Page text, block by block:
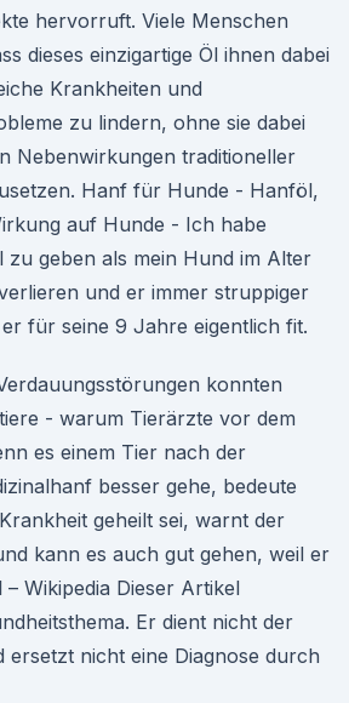
hervorruft. Viele Menschen
dieses einzigartige Öl ihnen dabei
Krankheiten und
zu lindern, ohne sie dabei
Nebenwirkungen traditioneller
Hanf für Hunde - Hanföl,
auf Hunde - Ich habe
zu geben als mein Hund im Alter
und er immer struppiger
für seine 9 Jahre eigentlich fit.
konnten
- warum Tierärzte vor dem
es einem Tier nach der
besser gehe, bedeute
geheilt sei, warnt der
kann es auch gut gehen, weil er
– Wikipedia Dieser Artikel
Er dient nicht der
ersetzt nicht eine Diagnose durch